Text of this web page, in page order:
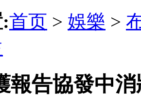
首页 > 娛樂 >
報告協發中